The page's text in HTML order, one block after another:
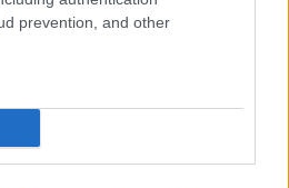
prevention, and other